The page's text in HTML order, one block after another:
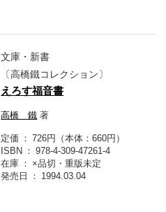
文庫・新書
〔高橋鐵コレクション〕
えろす福音書
高橋 鐵 著
定価
726円（本体：660円）
ISBN
978-4-309-47261-4
在庫
×品切・重版未定
発売日
1994.03.04